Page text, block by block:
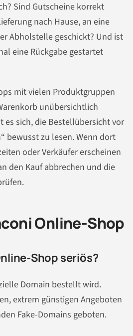
Sind Gutscheine korrekt
nach Hause, an eine
Abholstelle geschickt? Und ist
eine Rückgabe gestartet
mit vielen Produktgruppen
unübersichtlich
es sich, die Bestellübersicht vor
bewusst zu lesen. Wenn dort
oder Verkäufer erscheinen
den Kauf abbrechen und die
Online-Shop
Shop seriös?
Domain bestellt wird.
extrem günstigen Angeboten
Fake-Domains geboten.